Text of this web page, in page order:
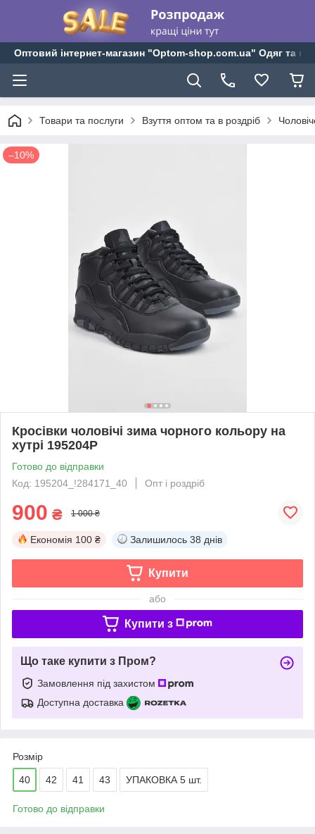
Оптовий інтернет-магазин "Optom-shop.com.ua" Одяг та
Товари та послуги Взуття оптом та в роздріб
–10%
Кросівки чоловічі зима чорного кольору на
хутрі 195204P
Готово до відправки
Код: 195204_!284171_40
Опт і роздріб
900 ₴ 1 000 ₴
Економія 100 ₴ Залишилось 38 днів
Купити
або
Купити з
Що таке купити з Пром?
Замовлення під захистом
Доступна доставка
Розмір
40 42 41 43 УПАКОВКА 5 шт.
Готово до відправки